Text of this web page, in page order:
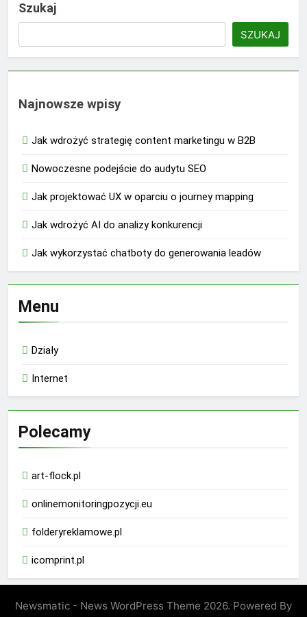
Szukaj
SZUKAJ
Najnowsze wpisy
Jak wdrożyć strategię content marketingu w B2B
Nowoczesne podejście do audytu SEO
Jak projektować UX w oparciu o journey mapping
Jak wdrożyć AI do analizy konkurencji
Jak wykorzystać chatboty do generowania leadów
Menu
Działy
Internet
Polecamy
art-flock.pl
onlinemonitoringpozycji.eu
folderyreklamowe.pl
icomprint.pl
Newsmatic - News WordPress Theme 2026. Powered By